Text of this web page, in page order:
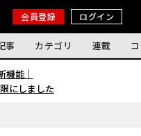
会員登録 ログイン
事 カテゴリ 連載
機能｜
にしました